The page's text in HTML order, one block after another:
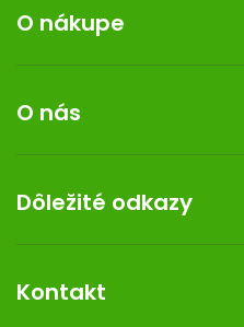
O nákupe
Reklamácia a vrátenie tovaru
Doprava a platba
Darček k nákupu
Obchodné podmienky
O nás
Kontakt
Dermocentrum
Dôležité odkazy
Rozhodnutie na prevádzku
Kontakt